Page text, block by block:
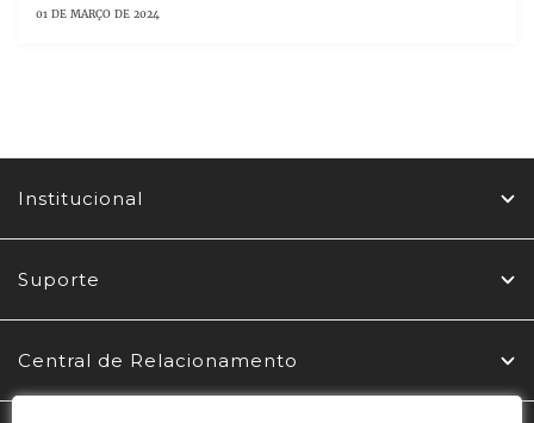
01 DE MARÇO DE 2024
Institucional
Suporte
Central de Relacionamento